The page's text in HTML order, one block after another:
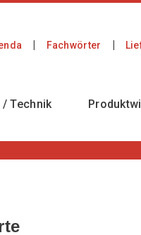
Fachwörter
/ Technik